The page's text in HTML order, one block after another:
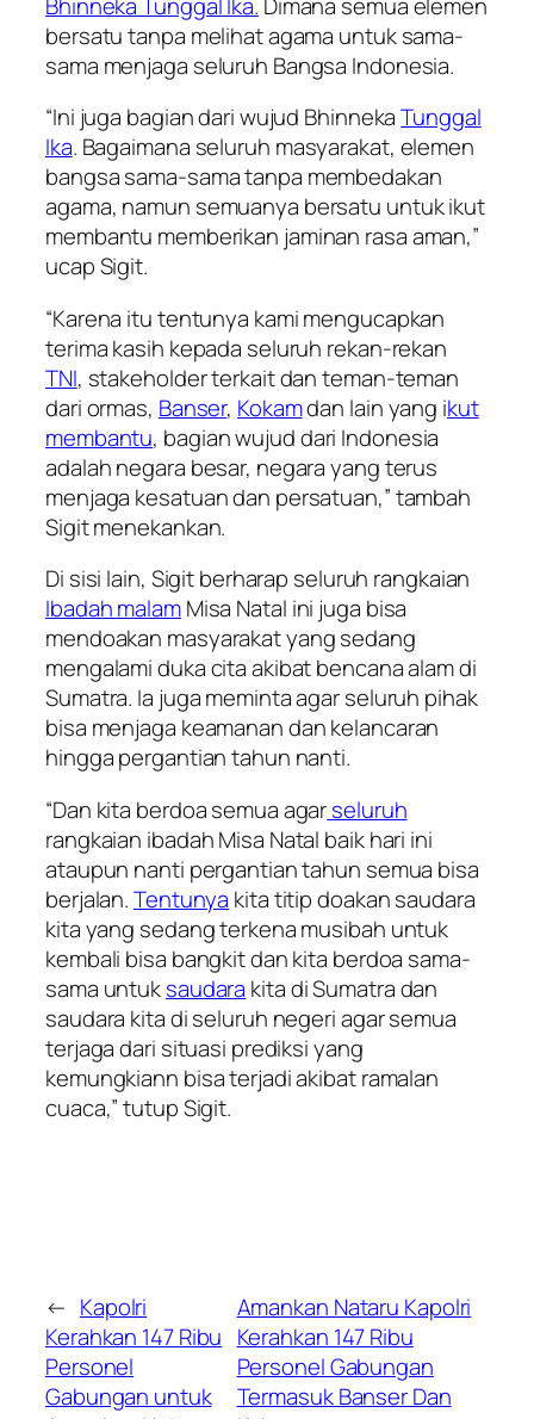
bersatu tanpa melihat agama untuk sama-
sama menjaga seluruh Bangsa Indonesia.
“Ini juga bagian dari wujud BhinnekaTunggal
Ika. Bagaimana seluruh masyarakat, elemen
bangsa sama-sama tanpa membedakan
agama, namun semuanya bersatu untuk ikut
membantu memberikan jaminan rasa aman,”
ucap Sigit.
“Karena itu tentunya kami mengucapkan
terima kasih kepada seluruh rekan-rekan
TNI, stakeholder terkait dan teman-teman
dari ormas, Banser, Kokamdan lain yang ikut
membantu, bagian wujud dari Indonesia
adalah negara besar, negara yang terus
menjaga kesatuan dan persatuan,” tambah
Sigit menekankan.
Di sisi lain, Sigit berharap seluruh rangkaian
Ibadah malamMisa Natal ini juga bisa
mendoakan masyarakat yang sedang
mengalami duka cita akibat bencana alam di
Sumatra. Ia juga meminta agar seluruh pihak
bisa menjaga keamanan dan kelancaran
hingga pergantian tahun nanti.
“Dan kita berdoa semua agarseluruh
rangkaian ibadah Misa Natal baik hari ini
ataupun nanti pergantian tahun semua bisa
berjalan.Tentunya kita titip doakan saudara
kita yang sedang terkena musibah untuk
kembali bisa bangkit dan kita berdoa sama-
sama untuksaudara kita di Sumatra dan
saudara kita di seluruh negeri agar semua
terjaga dari situasi prediksi yang
kemungkiann bisa terjadi akibat ramalan
cuaca,” tutup Sigit.
← Kapolri
Kerahkan 147 Ribu
Personel
Gabungan untuk
Amankan Nataru Kapolri
Kerahkan 147 Ribu
Personel Gabungan
Termasuk Banser Dan